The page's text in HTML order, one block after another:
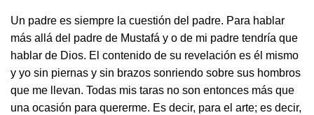
Un padre es siempre la cuestión del padre. Para hablar
más allá del padre de Mustafá y o de mi padre tendría que
hablar de Dios. El contenido de su revelación es él mismo
y yo sin piernas y sin brazos sonriendo sobre sus hombros
que me llevan. Todas mis taras no son entonces más que
una ocasión para quererme. Es decir, para el arte; es decir,